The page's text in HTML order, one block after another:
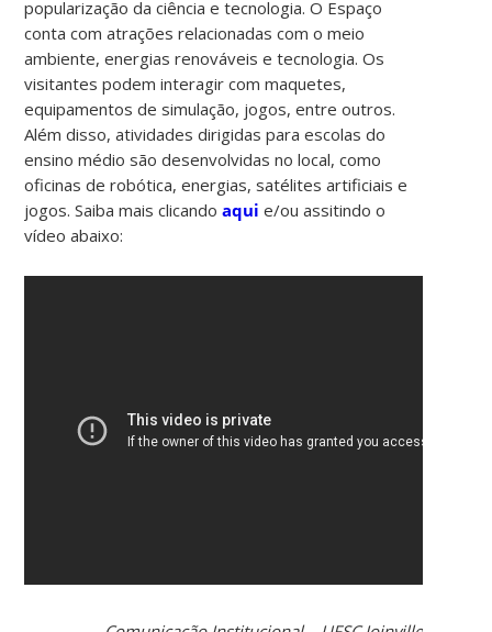
popularização da ciência e tecnologia. O Espaço
conta com atrações relacionadas com o meio
ambiente, energias renováveis e tecnologia. Os
visitantes podem interagir com maquetes,
equipamentos de simulação, jogos, entre outros.
Além disso, atividades dirigidas para escolas do
ensino médio são desenvolvidas no local, como
oficinas de robótica, energias, satélites artificiais e
jogos. Saiba mais clicandoaqui e/ou assitindo o
vídeo abaixo: